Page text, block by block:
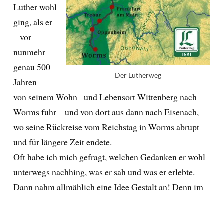
Der Lutherweg
Luther wohl
ging, als er
– vor
nunmehr
genau 500
Jahren –
von seinem Wohn– und Lebensort Wittenberg nach
Worms fuhr – und von dort aus dann nach Eisenach,
wo seine Rückreise vom Reichstag in Worms abrupt
und für längere Zeit endete.
Oft habe ich mich gefragt, welchen Gedanken er wohl
unterwegs nachhing, was er sah und was er erlebte.
Dann nahm allmählich eine Idee Gestalt an! Denn im